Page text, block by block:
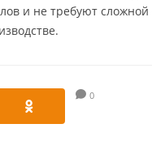
и не требуют
0